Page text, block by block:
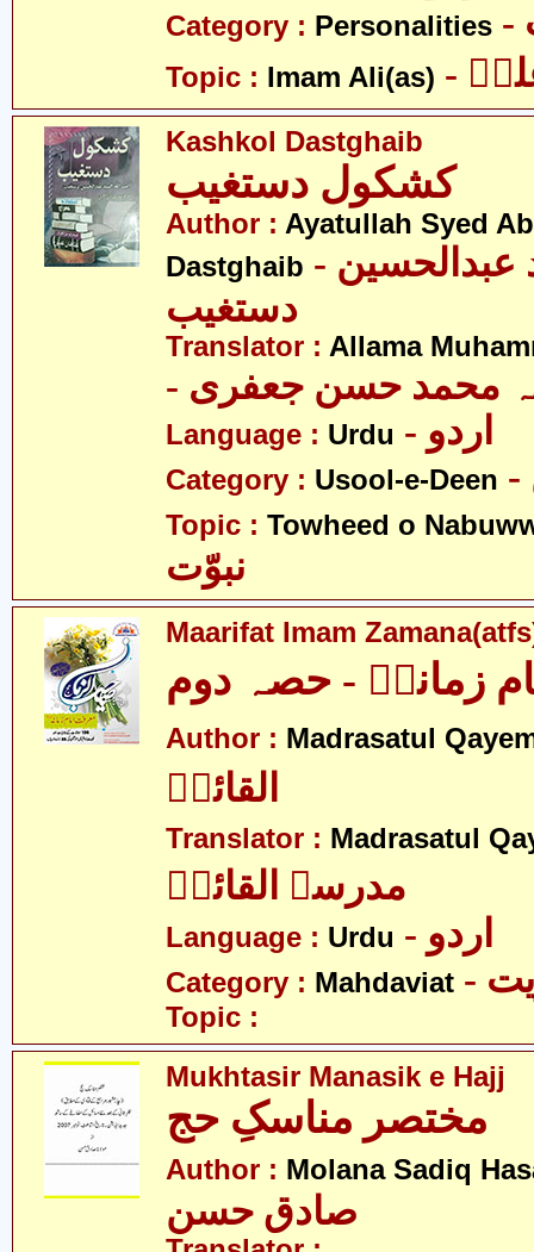
Category : Personalities
Topic : Imam Ali(as)
Kashkol Dastghaib
کشکول دستغیب
Author : Ayatullah Syed
Dastghaib - آیت اللہ سید عبدالحسین
دستغیب
Translator : Allama
محمد حسن جعفری
Language : Urdu - اردو
Category : Usool-e-Deen
Topic : Towheed o
نبوّت
Maarifat Imam
زمانہؑ - حصہ دوم
Author : Madrasatul
القائمؑ
Translator : Madrasatul
مدرسۃ القائمؑ
Language : Urdu - اردو
Category : Mahdaviat
Topic :
Mukhtasir Manasik e Hajj
مختصر مناسکِ حج
Author : Molana Sadiq
صادق حسن